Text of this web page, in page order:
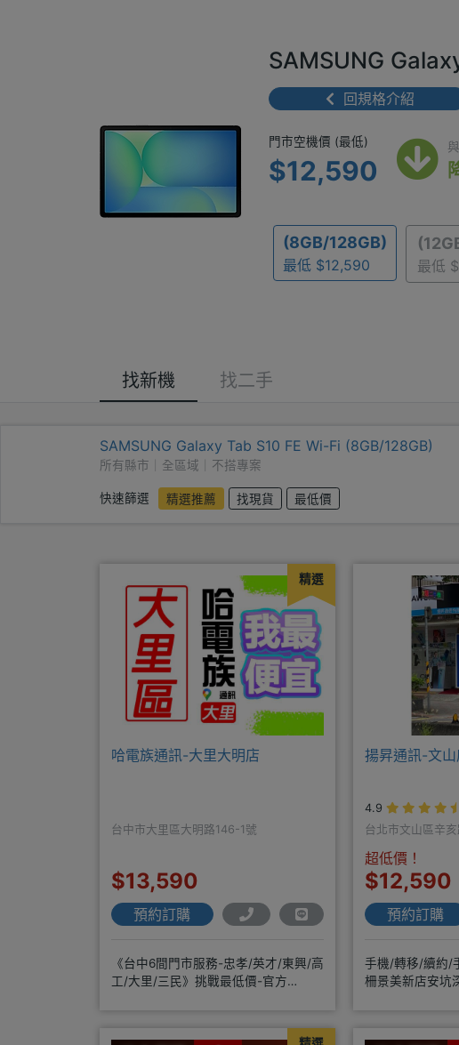
SAMSUNG
回規格介紹
門市空機價 (
門市空機價 (最低)
$12,590
(8GB/128GB)
最低 $12,590 最低
找新機 找二手
SAMSUNG Galaxy Tab S10 FE Wi-Fi (8GB/128GB)
所有縣市｜全區域｜不搭專案
快速篩選 精選推薦 找現貨 最低價
精選
哈電族通訊-大里大明店
台中市大里區大明路146-1號
$13,590
預約訂購
《台中6間門市服務-忠孝/英才/東興/高
工/大里/三民》挑戰最低價-官方
揚昇通訊-文山
4.9
台北市文山區辛
超低價！
$12,590
預約訂購
手機/轉移/續約/
柵景美新店安坑